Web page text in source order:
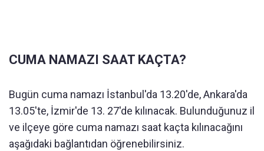
CUMA NAMAZI SAAT KAÇTA?
Bugün cuma namazı İstanbul'da 13.20'de, Ankara'da
13.05'te, İzmir'de 13. 27'de kılınacak. Bulunduğunuz il
ve ilçeye göre cuma namazı saat kaçta kılınacağını
aşağıdaki bağlantıdan öğrenebilirsiniz.